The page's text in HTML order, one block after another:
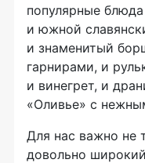
популярные
и южной
и знаменитый
гарнирами, и
и винегрет, и
«Оливье» с
Для нас важно не
довольно